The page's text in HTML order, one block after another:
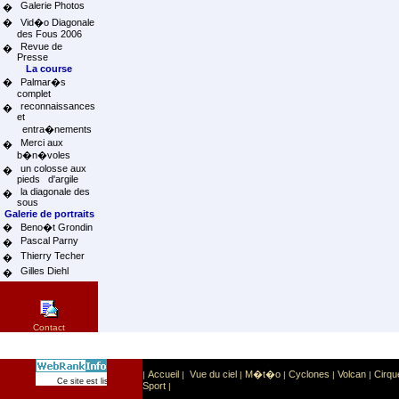
�
Galerie Photos
�
Vid�o Diagonale
des Fous 2006
�
Revue de
Presse
La course
�
Palmar�s
complet
�
reconnaissances
et
entra�nements
�
Merci aux
b�n�voles
�
un colosse aux
pieds d'argile
�
la diagonale des
sous
Galerie de portraits
�
Beno�t Grondin
�
Pascal Parny
�
Thierry Techer
�
Gilles Diehl
Contact
Ce site est list� dans la cat�gorie Sport Sports extr�mes
| Accueil | Vue du ciel | M�t�o | Cyclones | Volcan |
Sport |